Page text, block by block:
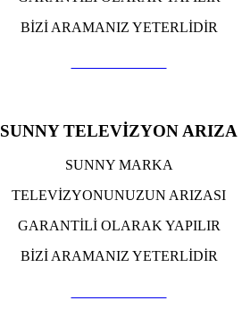
BİZİ ARAMANIZ YETERLİDİR
SUNNY TELEVİZYON ARIZA
SUNNY MARKA
TELEVİZYONUNUZUN ARIZASI
GARANTİLİ OLARAK YAPILIR
BİZİ ARAMANIZ YETERLİDİR